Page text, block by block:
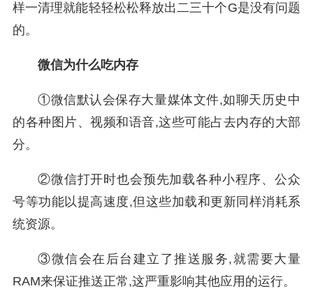
样一清理就能轻轻松松释放出二三十个G是没有问题
的。
微信为什么吃内存
①微信默认会保存大量媒体文件,如聊天历史中
的各种图片、视频和语音,这些可能占去内存的大部
分。
②微信打开时也会预先加载各种小程序、公众
号等功能以提高速度,但这些加载和更新同样消耗系
统资源。
③微信会在后台建立了推送服务,就需要大量
RAM来保证推送正常,这严重影响其他应用的运行。